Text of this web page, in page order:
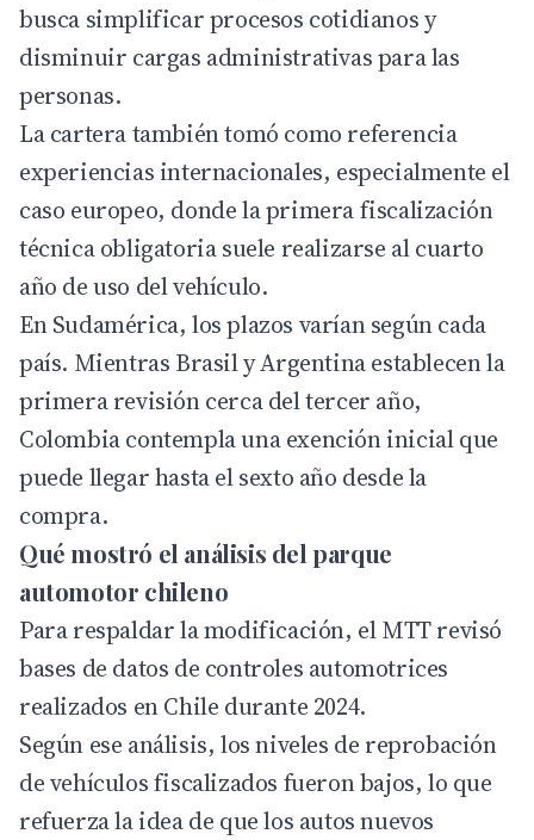
busca simplificar procesos cotidianos y
disminuir cargas administrativas para las
personas.
La cartera también tomó como referencia
experiencias internacionales, especialmente el
caso europeo, donde la primera fiscalización
técnica obligatoria suele realizarse al cuarto
año de uso del vehículo.
En Sudamérica, los plazos varían según cada
país. Mientras Brasil y Argentina establecen la
primera revisión cerca del tercer año,
Colombia contempla una exención inicial que
puede llegar hasta el sexto año desde la
compra.
Qué mostró el análisis del parque
automotor chileno
Para respaldar la modificación, el MTT revisó
bases de datos de controles automotrices
realizados en Chile durante 2024.
Según ese análisis, los niveles de reprobación
de vehículos fiscalizados fueron bajos, lo que
refuerza la idea de que los autos nuevos